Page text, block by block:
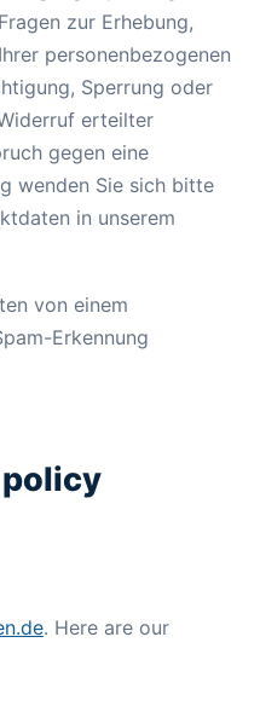
zur Erhebung,
personenbezogenen
Sperrung oder
erteilter
gegen eine
wenden Sie sich bitte
in unserem
von einem
Erkennung
. Here are our